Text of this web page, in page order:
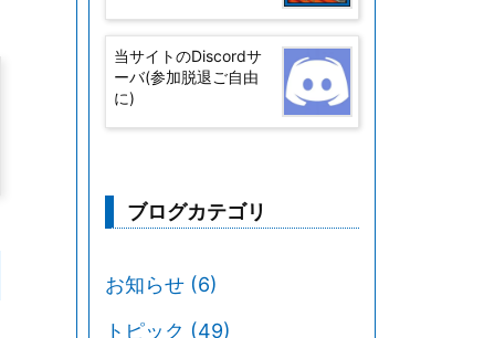
当サイトのDiscordサ
ーバ(参加脱退ご自由
に)
ブログカテゴリ
お知らせ (6)
トピック (49)